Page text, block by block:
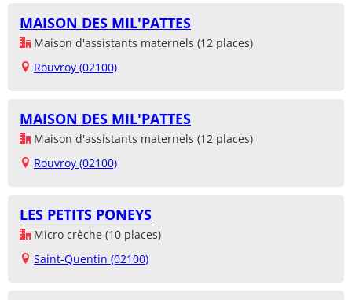
MAISON DES MIL'PATTES
Maison d'assistants maternels (12 places)
Rouvroy (02100)
MAISON DES MIL'PATTES
Maison d'assistants maternels (12 places)
Rouvroy (02100)
LES PETITS PONEYS
Micro crèche (10 places)
Saint-Quentin (02100)